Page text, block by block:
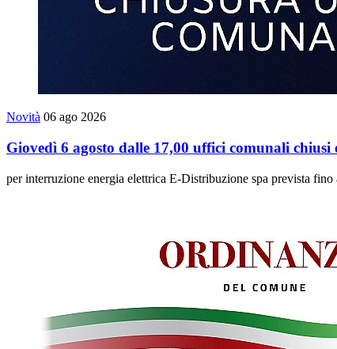
Novità 06 ago 2026
Giovedì 6 agosto dalle 17,00 uffici comunali
per interruzione energia elettrica E-Distribuzione spa prevista fino